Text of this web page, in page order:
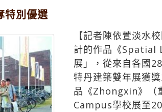
特別優選
【記者陳依萱淡水
計的作品《Spatial
展」，從來自各國
特丹建築雙年展獲
品《Zhongxin》（
Campus學校展至